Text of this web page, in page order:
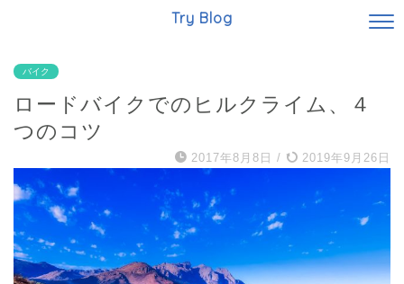
Try Blog
バイク
ロードバイクでのヒルクライム、４
つのコツ
2017年8月8日 / 2019年9月26日